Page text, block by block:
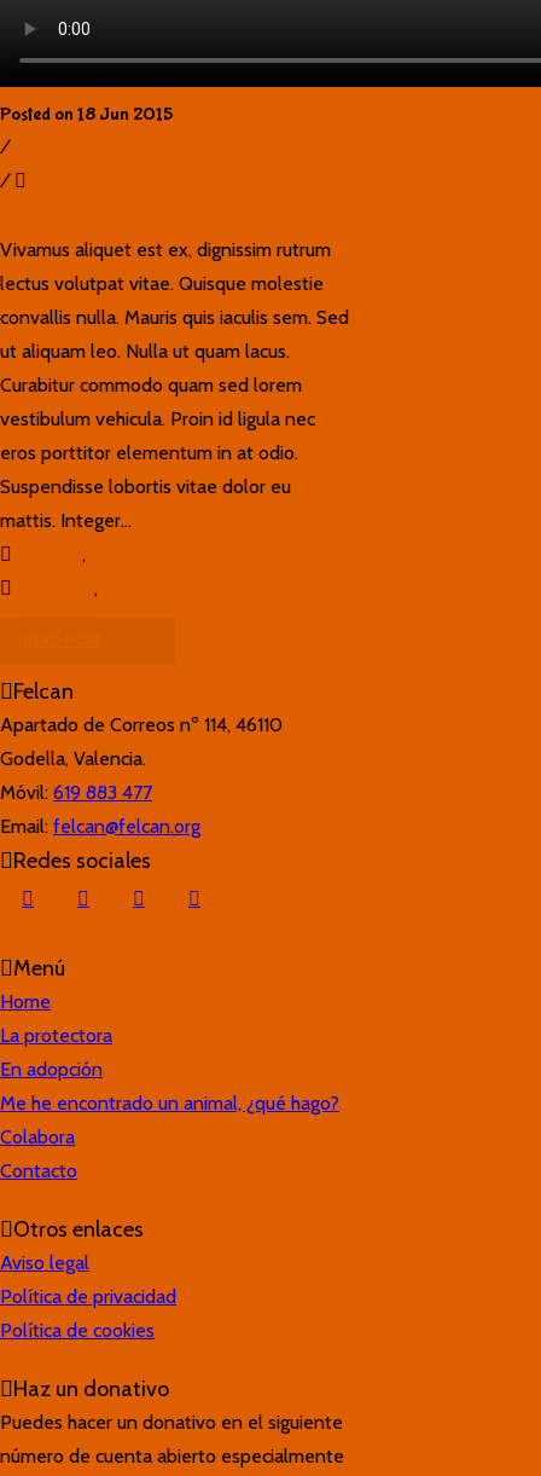
Posted on 18 Jun 2015
/
/
Vivamus aliquet est ex, dignissim rutrum
lectus volutpat vitae. Quisque molestie
convallis nulla. Mauris quis iaculis sem. Sed
ut aliquam leo. Nulla ut quam lacus.
Curabitur commodo quam sed lorem
vestibulum vehicula. Proin id ligula nec
eros porttitor elementum in at odio.
Suspendisse lobortis vitae dolor eu
mattis. Integer...
,
,
Felcan
Apartado de Correos nº 114, 46110
Godella, Valencia.
Móvil: 619 883 477
Email: felcan@felcan.org
Redes sociales
Menú
Home
La protectora
En adopción
Me he encontrado un animal, ¿qué hago?
Colabora
Contacto
Otros enlaces
Aviso legal
Política de privacidad
Política de cookies
Haz un donativo
Puedes hacer un donativo en el siguiente
número de cuenta abierto especialmente